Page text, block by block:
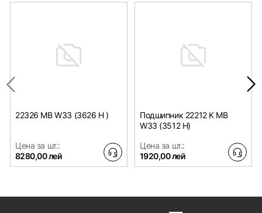
22326 MB W33 (3626 H )
Цена за шт.:
8280,00 лей
Подшипник 22212 K MB
W33 (3512 H)
Цена за шт.:
1920,00 лей